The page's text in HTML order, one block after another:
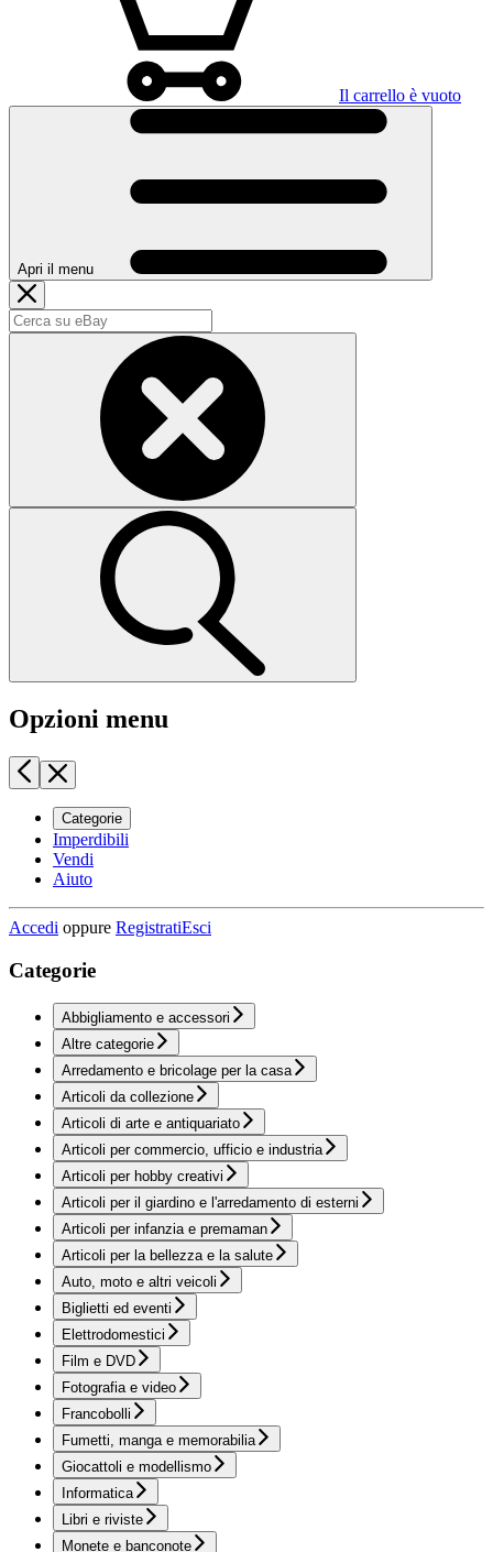
Il carrello è vuoto
Apri il menu
Opzioni menu
Categorie
Imperdibili
Vendi
Aiuto
Accedi oppure RegistratiEsci
Categorie
Abbigliamento e accessori
Altre categorie
Arredamento e bricolage per la casa
Articoli da collezione
Articoli di arte e antiquariato
Articoli per commercio, ufficio e industria
Articoli per hobby creativi
Articoli per il giardino e l'arredamento di esterni
Articoli per infanzia e premaman
Articoli per la bellezza e la salute
Auto, moto e altri veicoli
Biglietti ed eventi
Elettrodomestici
Film e DVD
Fotografia e video
Francobolli
Fumetti, manga e memorabilia
Giocattoli e modellismo
Informatica
Libri e riviste
Monete e banconote